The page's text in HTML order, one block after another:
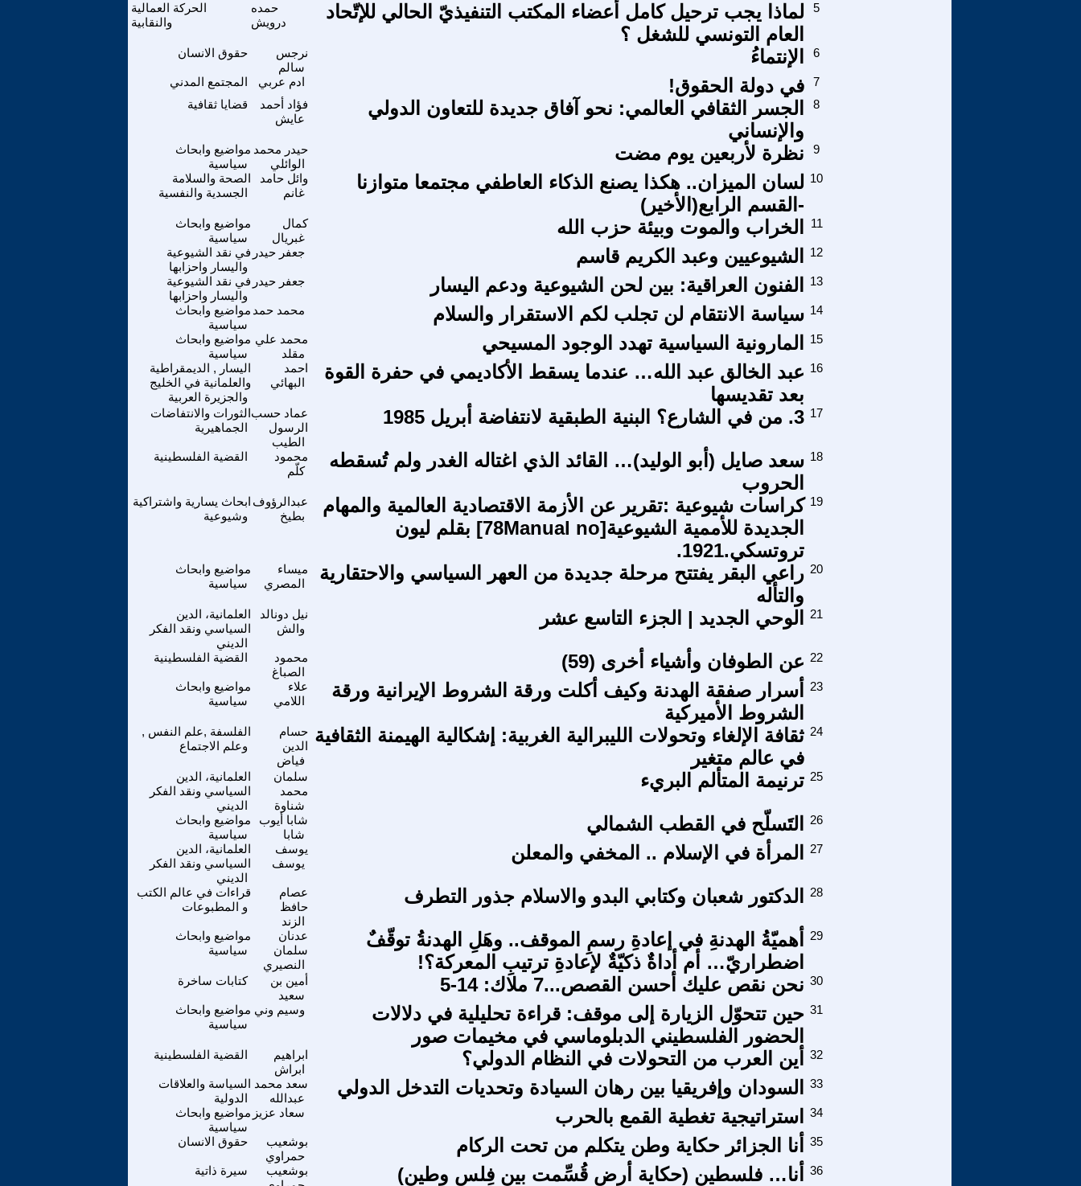
الحركة العمالية
والنقابية
حمده
درويش
لماذا يجب ترحيل كامل أعضاء المكتب التنفيذيّ الحالي للإتّحاد
العام التونسي للشغل ؟
5
حقوق الانسان
نرجس
سالم
الإنتماءُ 6
المجتمع المدني ادم عربي في دولة الحقوق!
7
قضايا ثقافية
فؤاد أحمد
عايش
الجسر الثقافي العالمي: نحو آفاق جديدة للتعاون الدولي
والإنساني
8
مواضيع وابحاث
سياسية
حيدر محمد
الوائلي
نظرة لأربعين يوم مضت 9
الصحة والسلامة
الجسدية والنفسية
وائل حامد
غانم
لسان الميزان.. هكذا يصنع الذكاء العاطفي مجتمعا متوازنا
-القسم الرابع(الأخير)
10
مواضيع وابحاث
سياسية
كمال
غبريال
الخراب والموت وبيئة حزب الله 11
في نقد الشيوعية
واليسار واحزابها
جعفر حيدر الشيوعيين وعبد الكريم قاسم 12
في نقد الشيوعية
واليسار واحزابها
جعفر حيدر الفنون العراقية: بين لحن الشيوعية ودعم اليسار 13
مواضيع وابحاث
سياسية
محمد حمد سياسة الانتقام لن تجلب لكم الاستقرار والسلام 14
مواضيع وابحاث
سياسية
محمد علي
مقلد
المارونية السياسية تهدد الوجود المسيحي 15
اليسار , الديمقراطية
والعلمانية في الخليج
والجزيرة العربية
احمد
البهائي
عبد الخالق عبد الله… عندما يسقط الأكاديمي في حفرة القوة
بعد تقديسها
16
الثورات والانتفاضات
الجماهيرية
عماد حسب
الرسول
الطيب
3. من في الشارع؟ البنية الطبقية لانتفاضة أبريل 1985 17
القضية الفلسطينية
محمود
كلّم
سعد صايل (أبو الوليد)… القائد الذي اغتاله الغدر ولم تُسقطه
الحروب
18
ابحاث يسارية واشتراكية
وشيوعية
عبدالرؤوف
بطيخ
كراسات شيوعية :تقرير عن الأزمة الاقتصادية العالمية والمهام
الجديدة للأممية الشيوعية[78Manual no] بقلم ليون
تروتسكي.1921.
19
مواضيع وابحاث
سياسية
ميساء
المصري
راعي البقر يفتتح مرحلة جديدة من العهر السياسي والاحتقارية
والتأله
20
العلمانية، الدين
السياسي ونقد الفكر
الديني
نيل دونالد
والش
الوحي الجديد | الجزء التاسع عشر 21
القضية الفلسطينية
محمود
الصباغ
عن الطوفان وأشياء أخرى (59) 22
مواضيع وابحاث
سياسية
علاء
اللامي
أسرار صفقة الهدنة وكيف أكلت ورقة الشروط الإيرانية ورقة
الشروط الأميركية
23
الفلسفة ,علم النفس ,
وعلم الاجتماع
حسام
الدين
فياض
ثقافة الإلغاء وتحولات الليبرالية الغربية: إشكالية الهيمنة الثقافية
في عالم متغير
24
العلمانية، الدين
السياسي ونقد الفكر
الديني
سلمان
محمد
شناوة
ترنيمة المتألم البريء 25
مواضيع وابحاث
سياسية
شابا أيوب
شابا
التَسلّح في القطب الشمالي 26
العلمانية، الدين
السياسي ونقد الفكر
الديني
يوسف
يوسف
المرأة في الإسلام .. المخفي والمعلن 27
قراءات في عالم الكتب
و المطبوعات
عصام
حافظ
الزند
الدكتور شعبان وكتابي البدو والاسلام جذور التطرف 28
مواضيع وابحاث
سياسية
عدنان
سلمان
النصيري
أهميّةُ الهدنةِ في إعادةِ رسمِ الموقف.. وهَلِ الهدنةُ توقّفٌ
اضطراريّ… أم أداةٌ ذكيّةٌ لإعادةِ ترتيبِ المعركة؟!
29
كتابات ساخرة
أمين بن
سعيد
نحن نقص عليك أحسن القصص...7 ملاك: 14-5 30
مواضيع وابحاث
سياسية
وسيم وني
حين تتحوّل الزيارة إلى موقف: قراءة تحليلية في دلالات
الحضور الفلسطيني الدبلوماسي في مخيمات صور
31
القضية الفلسطينية
ابراهيم
ابراش
أين العرب من التحولات في النظام الدولي؟ 32
السياسة والعلاقات
الدولية
سعد محمد
عبدالله
السودان وإفريقيا بين رهان السيادة وتحديات التدخل الدولي 33
مواضيع وابحاث
سياسية
سعاد عزيز استراتيجية تغطية القمع بالحرب 34
حقوق الانسان
بوشعيب
حمراوي
أنا الجزائر حكاية وطن يتكلم من تحت الركام 35
سيرة ذاتية
بوشعيب
أنا… فلسطين (حكاية أرض قُسِّمت بين فِلس وطين) 36